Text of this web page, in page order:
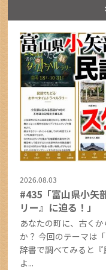
2026.08.03
#435「富山県小矢
リー』に迫る！」
あなたの町に、古く
か？ 今回のテーマは
辞書で調べてみると
よ...